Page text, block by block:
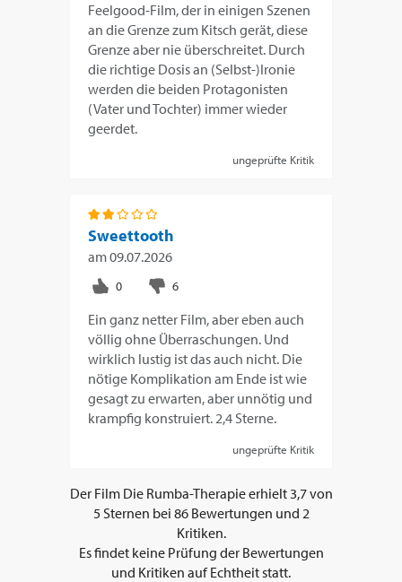
Feelgood-Film, der in einigen Szenen
an die Grenze zum Kitsch gerät, diese
Grenze aber nie überschreitet. Durch
die richtige Dosis an (Selbst-)Ironie
werden die beiden Protagonisten
(Vater und Tochter) immer wieder
geerdet.
ungeprüfte Kritik
Sweettooth
am09.07.2026
Ein ganz netter Film, aber eben auch
völlig ohne Überraschungen. Und
wirklich lustig ist das auch nicht. Die
nötige Komplikation am Ende ist wie
gesagt zu erwarten, aber unnötig und
krampfig konstruiert. 2,4 Sterne.
ungeprüfte Kritik
Der Film Die Rumba-Therapieerhielt 3,7von
5Sternen bei 86Bewertungen und 2
Kritiken.
Es findet keine Prüfung der Bewertungen
und Kritiken auf Echtheit statt.